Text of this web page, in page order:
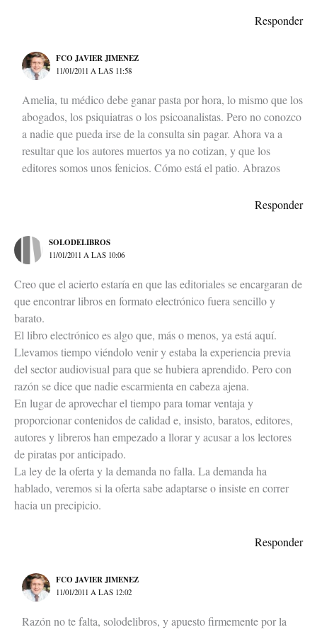
Responder
FCO JAVIER JIMENEZ
11/01/2011 A LAS 11:58
Amelia, tu médico debe ganar pasta por hora, lo mismo que los
abogados, los psiquiatras o los psicoanalistas. Pero no conozco
a nadie que pueda irse de la consulta sin pagar. Ahora va a
resultar que los autores muertos ya no cotizan, y que los
editores somos unos fenicios. Cómo está el patio. Abrazos
Responder
SOLODELIBROS
11/01/2011 A LAS 10:06
Creo que el acierto estaría en que las editoriales se encargaran de
que encontrar libros en formato electrónico fuera sencillo y
barato.
El libro electrónico es algo que, más o menos, ya está aquí.
Llevamos tiempo viéndolo venir y estaba la experiencia previa
del sector audiovisual para que se hubiera aprendido. Pero con
razón se dice que nadie escarmienta en cabeza ajena.
En lugar de aprovechar el tiempo para tomar ventaja y
proporcionar contenidos de calidad e, insisto, baratos, editores,
autores y libreros han empezado a llorar y acusar a los lectores
de piratas por anticipado.
La ley de la oferta y la demanda no falla. La demanda ha
hablado, veremos si la oferta sabe adaptarse o insiste en correr
hacia un precipicio.
Responder
FCO JAVIER JIMENEZ
11/01/2011 A LAS 12:02
Razón no te falta, solodelibros, y apuesto firmemente por la